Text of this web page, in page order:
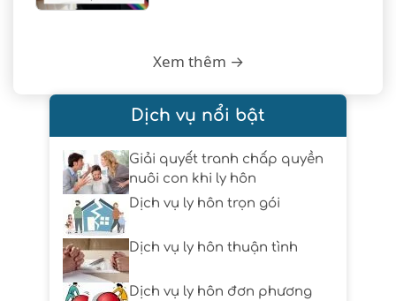
Xem thêm →
Dịch vụ nổi bật
Giải quyết tranh chấp quyền
nuôi con khi ly hôn
Dịch vụ ly hôn trọn gói
Dịch vụ ly hôn thuận tình
Dịch vụ ly hôn đơn phương